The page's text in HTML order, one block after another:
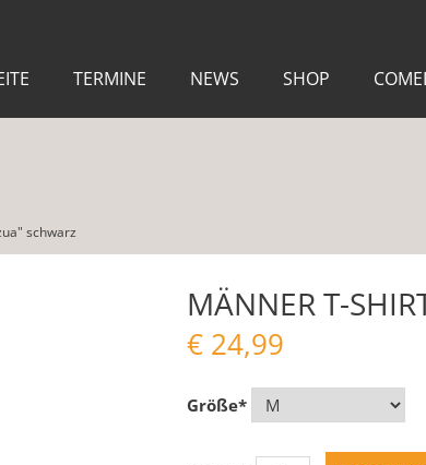
TERMINE NEWS SHOP
schwarz
MÄNNER T-
€24,99
Größe*